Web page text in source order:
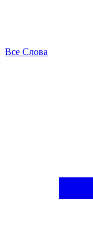
Все Слова